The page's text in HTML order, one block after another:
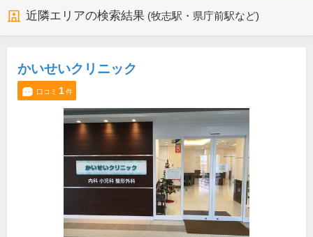
近隣エリアの検索結果 (牧志駅・県庁前駅など)
かいせいクリニック
口コミ 1件